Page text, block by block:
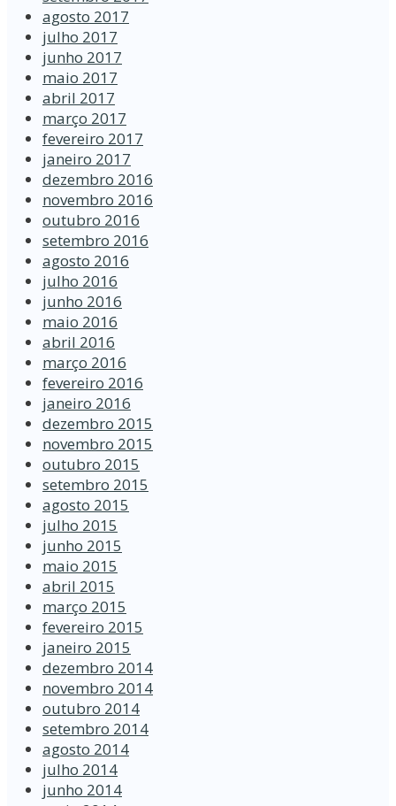
agosto 2017
julho 2017
junho 2017
maio 2017
abril 2017
março 2017
fevereiro 2017
janeiro 2017
dezembro 2016
novembro 2016
outubro 2016
setembro 2016
agosto 2016
julho 2016
junho 2016
maio 2016
abril 2016
março 2016
fevereiro 2016
janeiro 2016
dezembro 2015
novembro 2015
outubro 2015
setembro 2015
agosto 2015
julho 2015
junho 2015
maio 2015
abril 2015
março 2015
fevereiro 2015
janeiro 2015
dezembro 2014
novembro 2014
outubro 2014
setembro 2014
agosto 2014
julho 2014
junho 2014